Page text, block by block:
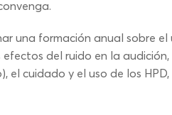
una formación anual sobre
del ruido en la
el cuidado y el uso de los